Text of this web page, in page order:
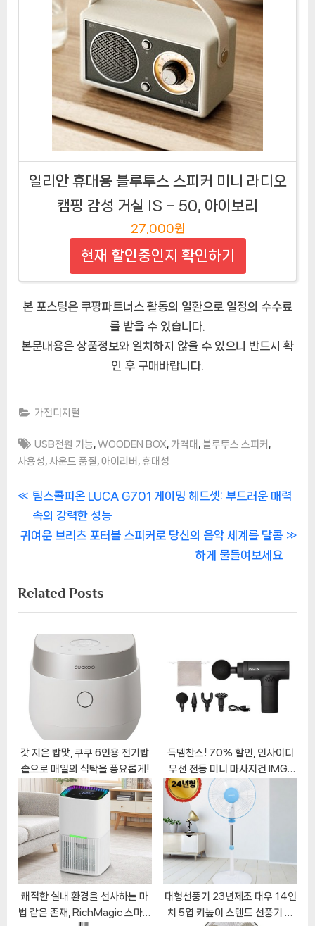
일리안 휴대용 블루투스 스피커 미니 라디오
캠핑 감성 거실 IS – 50, 아이보리
27,000원
현재 할인중인지 확인하기
본 포스팅은 쿠팡파트너스 활동의 일환으로 일정의 수수료
를 받을 수 있습니다.
본문내용은 상품정보와 일치하지 않을 수 있으니 반드시 확
인 후 구매바랍니다.
가전디지털
Tags:
USB전원 기능 ,WOODEN BOX 가격대 ,블루투스 스피커
사용성 사운드 품질 아이리버 휴대성
글
내
게
이
션
P
r
e
o
u
s
P
o
:
팀스콜피온 LUCA G701 게이밍 헤드셋: 부드러운 매력
속의 강력한 성능
N
t
P
귀여운 브리츠 포터블 스피커로 당신의 음악 세계를 달콤
하게 물들여보세요
Related Posts
갓 지은 밥맛, 쿠쿠 6인용 전기밥
솥으로 매일의 식탁을 풍요롭게!
득템찬스! 70% 할인, 인사이디
무선 전동 미니 마사지건 IMG-
300, 지금 바로 경험하세요!
쾌적한 실내 환경을 선사하는 마
법 같은 존재, RichMagic 스마트
대형선풍기 23년제조 대우 14인
치 5엽 키높이 스텐드 선풍기 가